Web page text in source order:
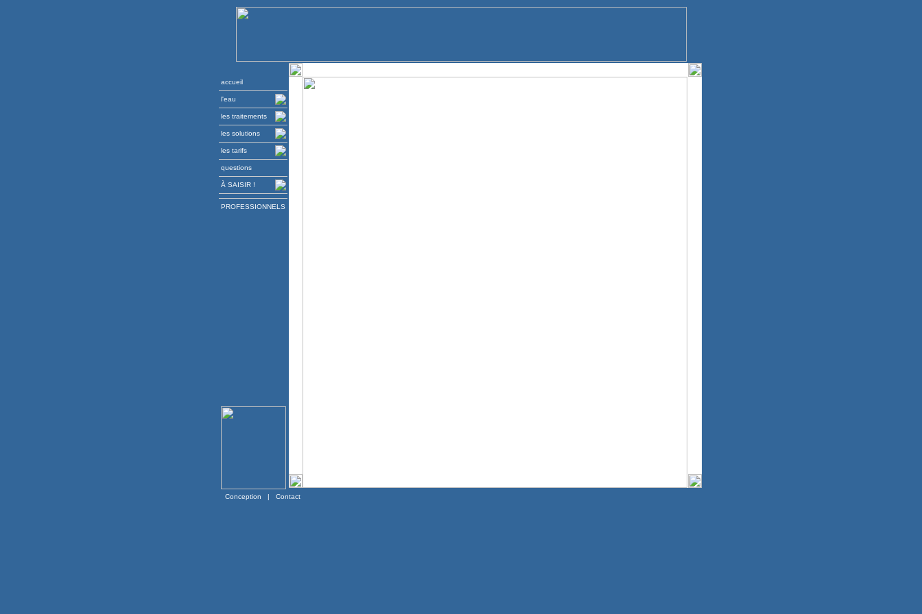
accueil
l'eau
les traitements
les solutions
les tarifs
questions
À SAISIR !
PROFESSIONNELS
Conception | Contact